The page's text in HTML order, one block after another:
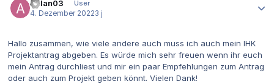
Aslan03
User
4. Dezember 20223 j
Hallo zusammen, wie viele andere auch muss ich auch mein IHK
Projektantrag abgeben. Es würde mich sehr freuen wenn ihr euch
mein Antrag durchliest und mir ein paar Empfehlungen zum Antrag
oder auch zum Projekt geben könnt. Vielen Dank!